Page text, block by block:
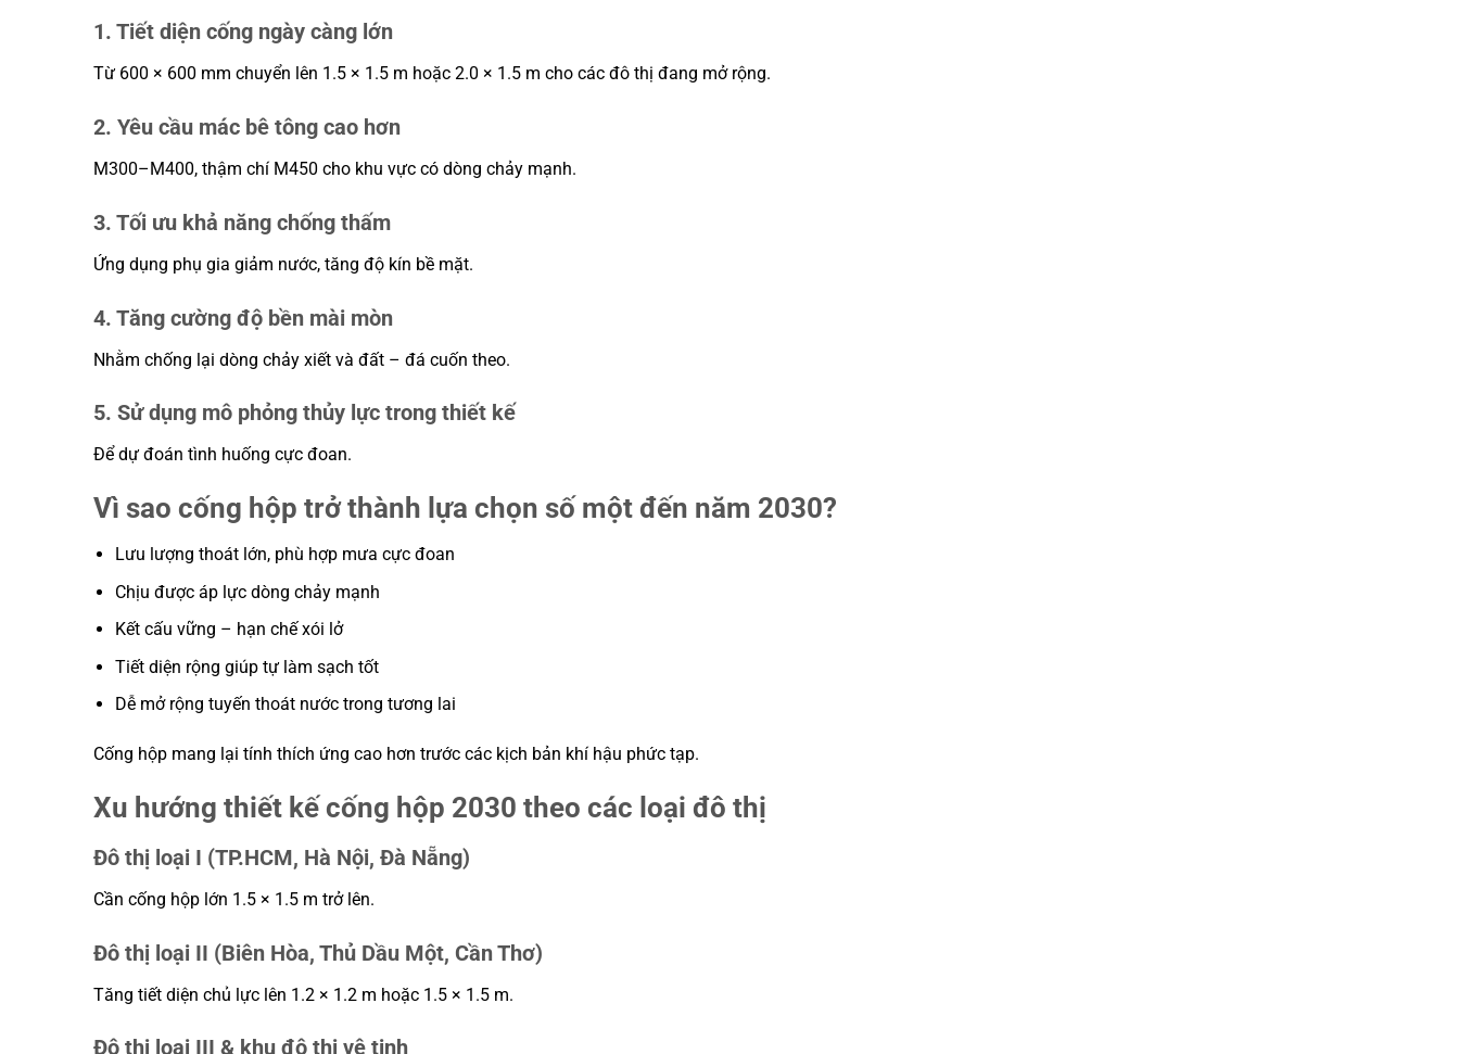
1. Tiết diện cống ngày càng lớn
Từ 600 × 600 mm chuyển lên 1.5 × 1.5 m hoặc 2.0 × 1.5 m cho các đô thị đang mở rộng.
2. Yêu cầu mác bê tông cao hơn
M300–M400, thậm chí M450 cho khu vực có dòng chảy mạnh.
3. Tối ưu khả năng chống thấm
Ứng dụng phụ gia giảm nước, tăng độ kín bề mặt.
4. Tăng cường độ bền mài mòn
Nhằm chống lại dòng chảy xiết và đất – đá cuốn theo.
5. Sử dụng mô phỏng thủy lực trong thiết kế
Để dự đoán tình huống cực đoan.
Vì sao cống hộp trở thành lựa chọn số một đến năm 2030?
Lưu lượng thoát lớn, phù hợp mưa cực đoan
Chịu được áp lực dòng chảy mạnh
Kết cấu vững – hạn chế xói lở
Tiết diện rộng giúp tự làm sạch tốt
Dễ mở rộng tuyến thoát nước trong tương lai
Cống hộp mang lại tính thích ứng cao hơn trước các kịch bản khí hậu phức tạp.
Xu hướng thiết kế cống hộp 2030 theo các loại đô thị
Đô thị loại I (TP.HCM, Hà Nội, Đà Nẵng)
Cần cống hộp lớn 1.5 × 1.5 m trở lên.
Đô thị loại II (Biên Hòa, Thủ Dầu Một, Cần Thơ)
Tăng tiết diện chủ lực lên 1.2 × 1.2 m hoặc 1.5 × 1.5 m.
Đô thị loại III & khu đô thị vệ tinh